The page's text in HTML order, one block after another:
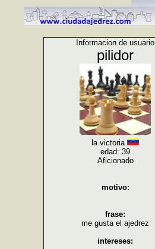
Informacion de usuario
pilidor
la victoria
edad: 39
Aficionado
motivo:
frase:
me gusta el ajedrez
intereses: